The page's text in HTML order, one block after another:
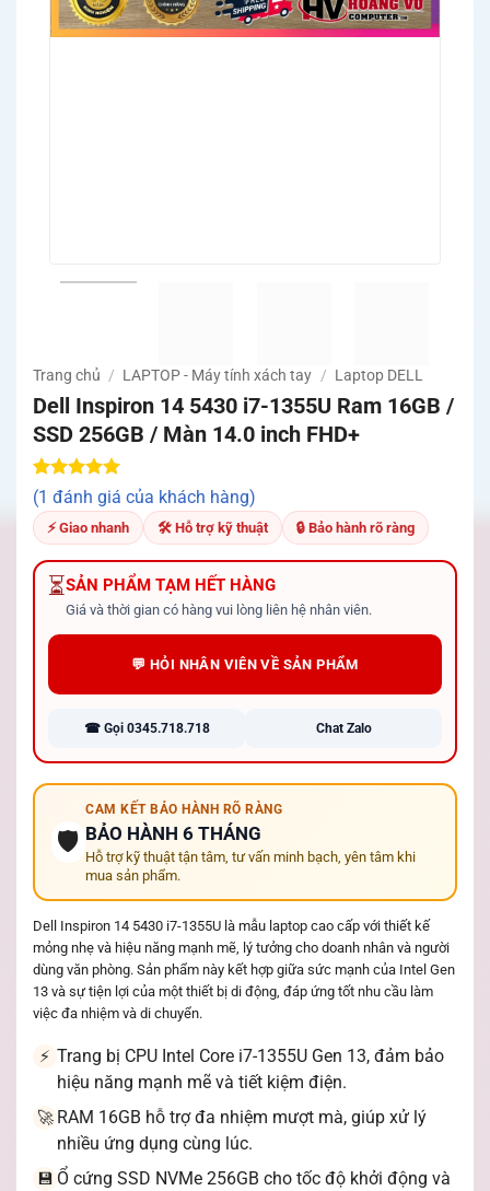
Trang chủ / LAPTOP - Máy tính xách tay / Laptop DELL
Dell Inspiron 14 5430 i7-1355U Ram 16GB /
SSD 256GB / Màn 14.0 inch FHD+
5.00trên 5
dựa trên
1
đánh giá
(1 đánh giá của khách hàng)
⚡ Giao nhanh 🛠 Hỗ trợ kỹ thuật 🔒 Bảo hành rõ ràng
⏳SẢN PHẨM TẠM HẾT HÀNG
Giá và thời gian có hàng vui lòng liên hệ nhân viên.
💬 HỎI NHÂN VIÊN VỀ SẢN PHẨM
☎ Gọi 0345.718.718 Chat Zalo
🛡️
CAM KẾT BẢO HÀNH RÕ RÀNG
BẢO HÀNH 6 THÁNG
Hỗ trợ kỹ thuật tận tâm, tư vấn minh bạch, yên tâm khi
mua sản phẩm.
Dell Inspiron 14 5430 i7-1355U là mẫu laptop cao cấp với thiết kế
mỏng nhẹ và hiệu năng mạnh mẽ, lý tưởng cho doanh nhân và người
dùng văn phòng. Sản phẩm này kết hợp giữa sức mạnh của Intel Gen
13 và sự tiện lợi của một thiết bị di động, đáp ứng tốt nhu cầu làm
việc đa nhiệm và di chuyển.
⚡ Trang bị CPU Intel Core i7-1355U Gen 13, đảm bảo
hiệu năng mạnh mẽ và tiết kiệm điện.
🚀 RAM 16GB hỗ trợ đa nhiệm mượt mà, giúp xử lý
nhiều ứng dụng cùng lúc.
💾 Ổ cứng SSD NVMe 256GB cho tốc độ khởi động và